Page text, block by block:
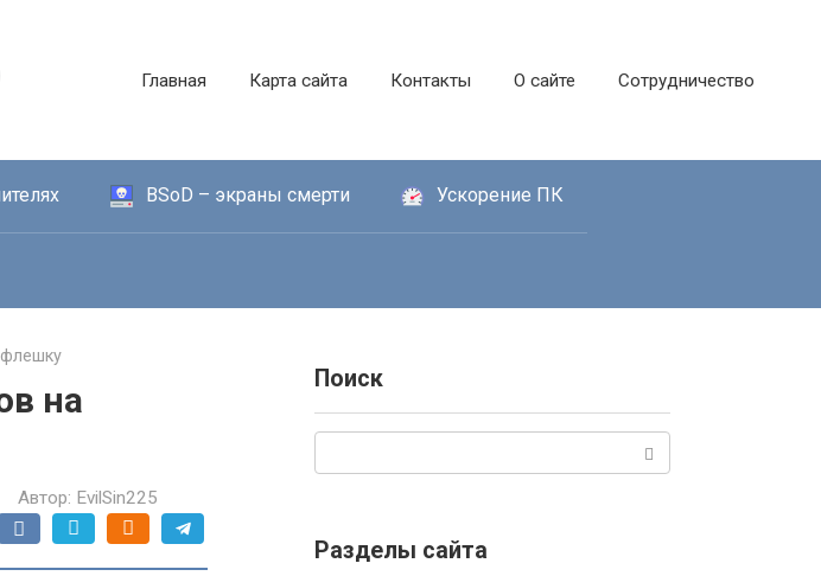
Главная Карта сайта Контакты О сайте Сотрудничество
BSoD – экраны смерти Ускорение ПК
на
Автор: EvilSin225
Поиск
Разделы сайта